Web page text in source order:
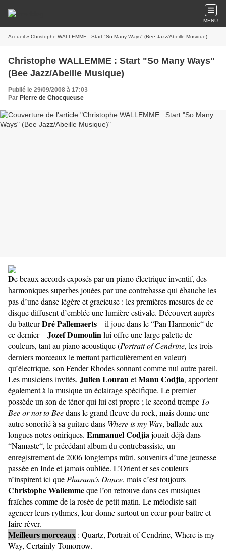
MENU
Accueil » Christophe WALLEMME : Start "So Many Ways" (Bee Jazz/Abeille Musique)
Christophe WALLEMME : Start "So Many Ways"
(Bee Jazz/Abeille Musique)
Publié le 29/09/2008 à 17:03
Par Pierre de Chocqueuse
De beaux accords exposés par un piano électrique inventif, des
harmoniques superbes jouées par une contrebasse qui ébauche les
pas d’une danse légère et gracieuse : les premières mesures de ce
disque diffusent d’emblée une lumière estivale. Découvert auprès
du batteurDré Pallemaerts– il joue dans le “Pan Harmonie“ de
ce dernier –Jozef Dumoulinlui offre une large palette de
couleurs, tant au piano acoustique (Portrait of Cendrine, les trois
derniers morceaux le mettant particulièrement en valeur)
qu’électrique, son Fender Rhodes sonnant comme nul autre pareil.
Les musiciens invités, Julien LourauetManu Codjia, apportent
également à la musique un éclairage spécifique. Le premier
possède un son de ténor qui lui est propre ; le second trempe To
Bee or not to Beedans le grand fleuve du rock, mais donne une
autre sonorité à sa guitare dans Where is my Way, ballade aux
longues notes oniriques. Emmanuel Codjiajouait déjà dans
“Namaste“, le précédant album du contrebassiste, un
enregistrement de 2006 longtemps mûri, souvenirs d’une jeunesse
passée en Inde et jamais oubliée. L’Orient et ses couleurs
n’inspirent ici que Pharaon’s Dance, mais c’est toujours
Christophe Wallemmeque l’on retrouve dans ces musiques
fraîches comme de la rosée de petit matin. Le mélodiste sait
agencer leurs rythmes, leur donne surtout un cœur pour battre et
faire rêver.
Meilleurs morceaux : Quartz, Portrait of Cendrine, Where is my
Way, Certainly Tomorrow.